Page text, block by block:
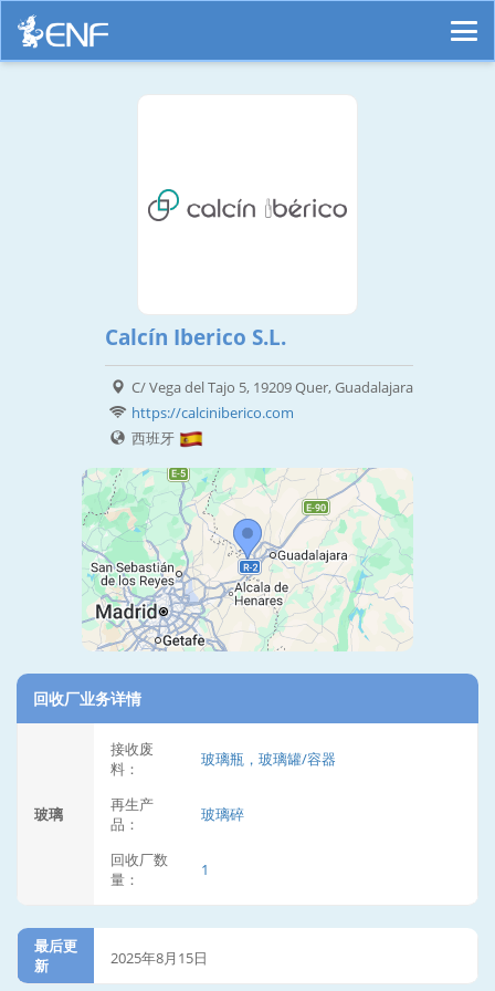
Calcín Iberico S.L.
C/ Vega del Tajo 5, 19209 Quer, Guadalajara
https://calciniberico.com
西班牙
回收厂业务详情
玻璃
接收废
料：
玻璃瓶，玻璃罐/容器
再生产
品：
玻璃碎
回收厂数
量：
1
最后更
新
2025年8月15日